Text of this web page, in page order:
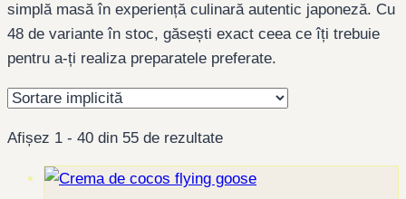
simplă masă în experiență culinară autentic japoneză. Cu
48 de variante în stoc, găsești exact ceea ce îți trebuie
pentru a-ți realiza preparatele preferate.
Afișez 1 - 40 din 55 de rezultate